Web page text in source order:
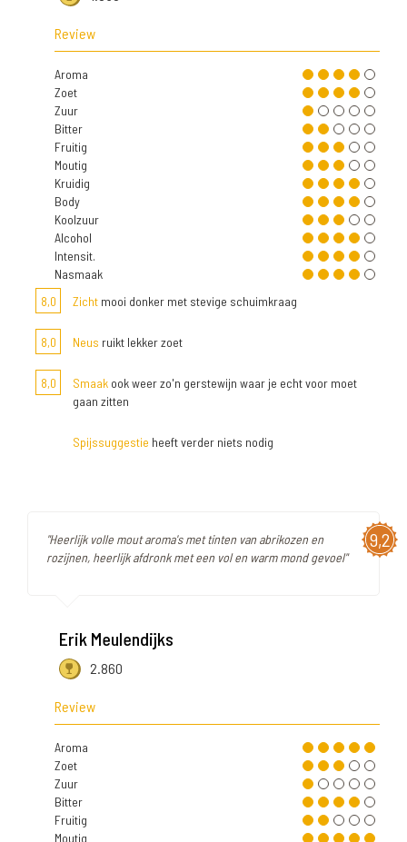
Review
Aroma
Zoet
Zuur
Bitter
Fruitig
Moutig
Kruidig
Body
Koolzuur
Alcohol
Intensit.
Nasmaak
8,0
Zicht mooi donker met stevige schuimkraag
8,0 Neus ruikt lekker zoet
8,0 Smaak ook weer zo'n gerstewijn waar je echt voor moet
gaan zitten
Spijssuggestie heeft verder niets nodig
9,2
"Heerlijk volle mout aroma's met tinten van abrikozen en
rozijnen, heerlijk afdronk met een vol en warm mond gevoel"
Erik Meulendijks
2.860
Review
Aroma
Zoet
Zuur
Bitter
Fruitig
Moutig